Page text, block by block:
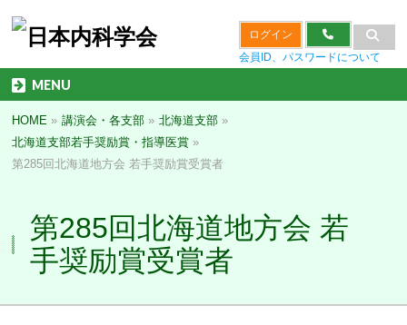
ログイン
会員ID、パスワードについて
MENU
HOME » 講演会・各支部 » 北海道支部 »
北海道支部若手奨励賞・指導医賞 »
第285回北海道地方会 若手奨励賞受賞者
第285回北海道地方会 若
手奨励賞受賞者